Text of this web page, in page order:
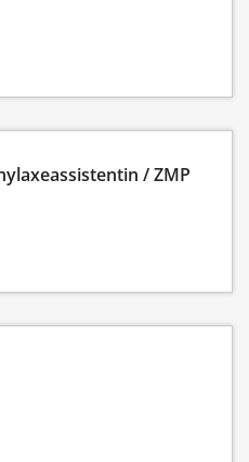
/ ZMP